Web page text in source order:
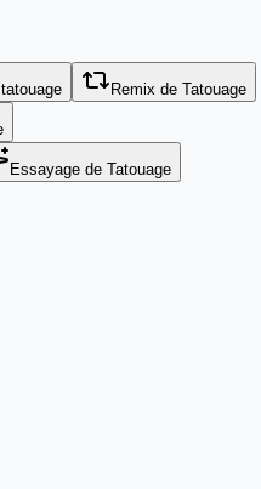
Remix de Tatouage
Essayage de Tatouage